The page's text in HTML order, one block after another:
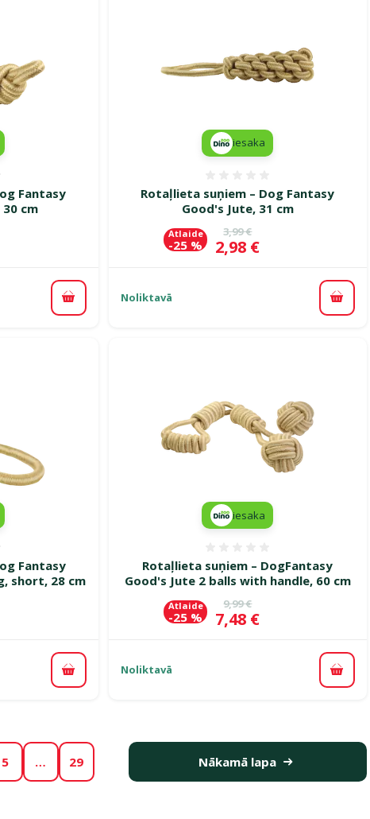
Fantasy
cm
Pievienot grozam
Rotaļlieta suņiem – Dog Fantasy
Good's Jute, 31 cm
Oriģinālā cena
3,99 €
Cena
2,98 €
Atlaide
-25 %
iesaka
Noliktavā
Fantasy
short, 28 cm
Pievienot grozam
Rotaļlieta suņiem – DogFantasy
Good's Jute 2 balls with handle, 60 cm
Oriģinālā cena
9,99 €
Cena
7,48 €
Atlaide
-25 %
iesaka
Noliktavā
5 … 29 Nākamā lapa